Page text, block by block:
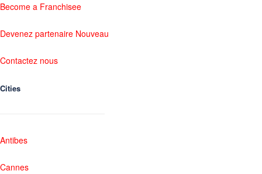
Become a Franchisee
Devenez partenaire Nouveau
Contactez nous
Cities
Antibes
Cannes